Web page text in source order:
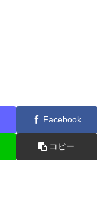
Facebook
コピー